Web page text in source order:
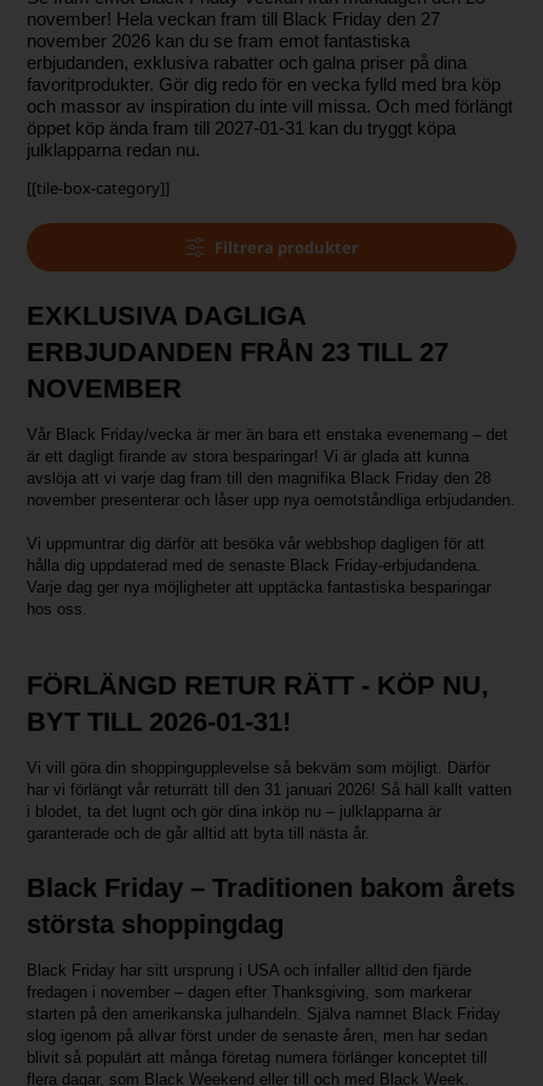
november! Hela veckan fram till Black Friday den 27
november 2026 kan du se fram emot fantastiska
erbjudanden, exklusiva rabatter och galna priser på dina
favoritprodukter. Gör dig redo för en vecka fylld med bra köp
och massor av inspiration du inte vill missa. Och med förlängt
öppet köp ända fram till 2027-01-31 kan du tryggt köpa
julklapparna redan nu.
[[tile-box-category]]
Filtrera produkter
EXKLUSIVA DAGLIGA
ERBJUDANDEN FRÅN 23 TILL 27
NOVEMBER
Vår Black Friday/vecka är mer än bara ett enstaka evenemang – det
är ett dagligt firande av stora besparingar! Vi är glada att kunna
avslöja att vi varje dag fram till den magnifika Black Friday den 28
november presenterar och låser upp nya oemotståndliga erbjudanden.
Vi uppmuntrar dig därför att besöka vår webbshop dagligen för att
hålla dig uppdaterad med de senaste Black Friday-erbjudandena.
Varje dag ger nya möjligheter att upptäcka fantastiska besparingar
hos oss.
FÖRLÄNGD RETUR RÄTT - KÖP NU,
BYT TILL 2026-01-31!
Vi vill göra din shoppingupplevelse så bekväm som möjligt. Därför
har vi förlängt vår returrätt till den 31 januari 2026! Så häll kallt vatten
i blodet, ta det lugnt och gör dina inköp nu – julklapparna är
garanterade och de går alltid att byta till nästa år.
Black Friday – Traditionen bakom årets
största shoppingdag
Black Friday har sitt ursprung i USA och infaller alltid den fjärde
fredagen i november – dagen efter Thanksgiving, som markerar
starten på den amerikanska julhandeln. Själva namnet Black Friday
slog igenom på allvar först under de senaste åren, men har sedan
blivit så populärt att många företag numera förlänger konceptet till
flera dagar, som Black Weekend eller till och med Black Week.